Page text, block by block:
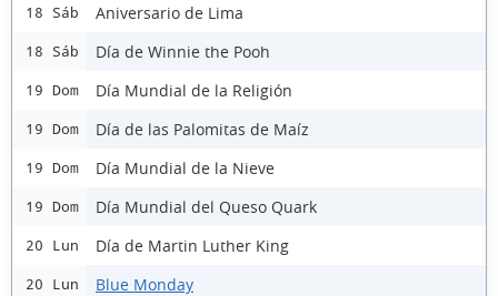
18 Sáb Aniversario de Lima
18 Sáb Día de Winnie the Pooh
19 Dom Día Mundial de la Religión
19 Dom Día de las Palomitas de Maíz
19 Dom Día Mundial de la Nieve
19 Dom Día Mundial del Queso Quark
20 Lun Día de Martin Luther King
20 Lun Blue Monday